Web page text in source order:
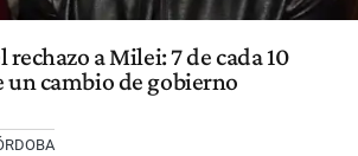
a Milei: 7 de cada 10
cambio de gobierno